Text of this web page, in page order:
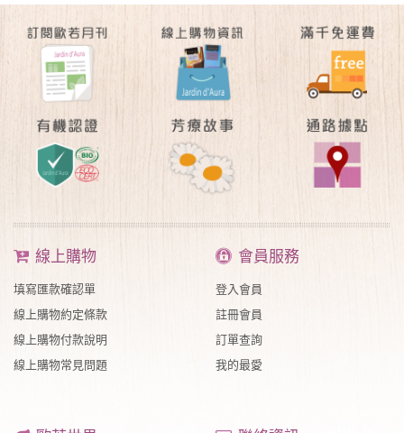
線上購物
填寫匯款確認單
線上購物約定條款
線上購物付款說明
線上購物常見問題
會員服務
登入會員
註冊會員
訂單查詢
我的最愛